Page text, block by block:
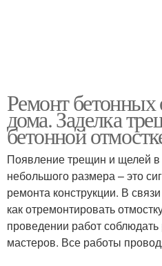
Ремонт бетонных
дома. Заделка
бетонной
Появление трещин и щелей в
небольшого размера – это
ремонта конструкции. В
как отремонтировать
проведении работ
мастеров. Все работы